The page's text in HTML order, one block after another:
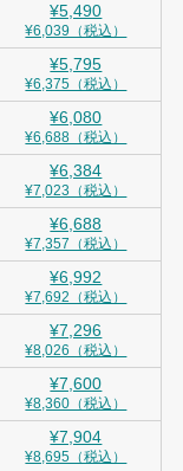
¥5,490
¥6,039（税込）
¥5,795
¥6,375（税込）
¥6,080
¥6,688（税込）
¥6,384
¥7,023（税込）
¥6,688
¥7,357（税込）
¥6,992
¥7,692（税込）
¥7,296
¥8,026（税込）
¥7,600
¥8,360（税込）
¥7,904
¥8,695（税込）